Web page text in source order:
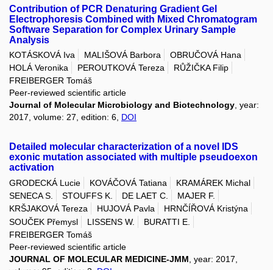
Contribution of PCR Denaturing Gradient Gel
Electrophoresis Combined with Mixed Chromatogram
Software Separation for Complex Urinary Sample
Analysis
KOTÁSKOVÁ Iva MALIŠOVÁ Barbora
OBRUČOVÁ Hana
HOLÁ Veronika
PEROUTKOVÁ Tereza
RŮŽIČKA Filip
FREIBERGER Tomáš
Peer-reviewed scientific article
Journal of Molecular Microbiology and Biotechnology, year:
2017, volume: 27, edition: 6, DOI
Detailed molecular characterization of a novel IDS
exonic mutation associated with multiple pseudoexon
activation
GRODECKÁ Lucie KOVÁČOVÁ Tatiana
KRAMÁREK Michal
SENECA S.
STOUFFS K. DE LAET C.
MAJER F.
KRŠJAKOVÁ Tereza
HUJOVÁ Pavla
HRNČÍŘOVÁ Kristýna
SOUČEK Přemysl
LISSENS W.
BURATTI E.
FREIBERGER Tomáš
Peer-reviewed scientific article
JOURNAL OF MOLECULAR MEDICINE-JMM , year: 2017,